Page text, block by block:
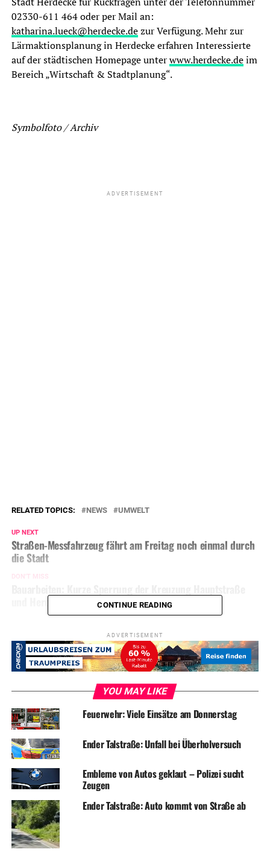
02330-611 464 oder per Mail an:
katharina.lueck@herdecke.dezur Verfügung. Mehr zur
Lärmaktionsplanung in Herdecke erfahren Interessierte
auf der städtischen Homepage unterwww.herdecke.deim
Bereich „Wirtschaft & Stadtplanung“.
Symbolfoto / Archiv
ADVERTISEMENT
RELATED TOPICS: NEWS UMWELT
UP NEXT
Straßen-Messfahrzeug fährt am Freitag noch einmal durch
die Stadt
DON'T MISS
und Herdecker Bach
CONTINUE READING
ADVERTISEMENT
YOU MAY LIKE
Feuerwehr: Viele Einsätze am Donnerstag
Ender Talstraße: Unfall bei Überholversuch
Embleme von Autos geklaut – Polizei sucht
Zeugen
Ender Talstraße: Auto kommt von Straße ab